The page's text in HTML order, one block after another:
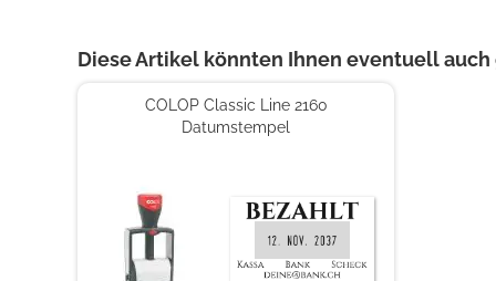
Diese Artikel könnten Ihnen eventuell
COLOP Classic Line 2160
Datumstempel